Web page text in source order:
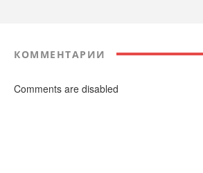
КОММЕНТАРИИ
Comments are disabled